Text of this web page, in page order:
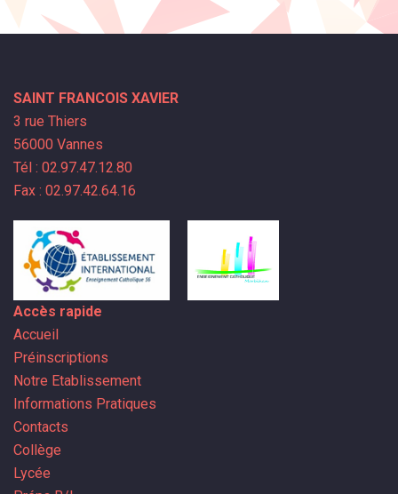
SAINT FRANCOIS XAVIER
3 rue Thiers
56000 Vannes
Tél : 02.97.47.12.80
Fax : 02.97.42.64.16
Accès rapide
Accueil
Préinscriptions
Notre Etablissement
Informations Pratiques
Contacts
Collège
Lycée